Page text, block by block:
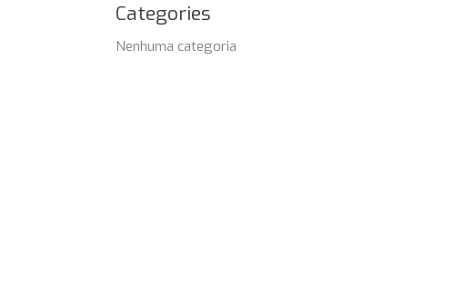
Categories
Nenhuma categoria